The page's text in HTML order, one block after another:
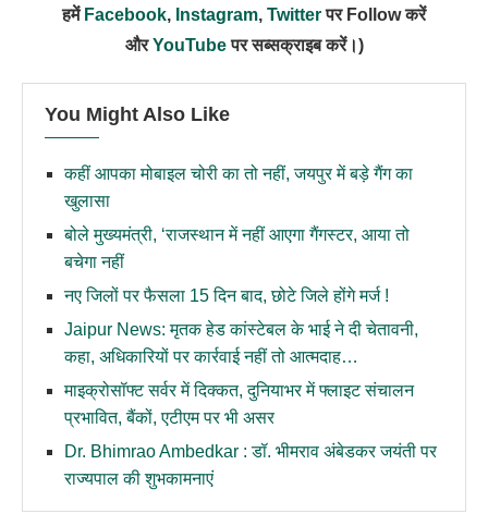
हमें Facebook, Instagram, Twitterपर Follow करें
औरYouTubeपर सब्सक्राइब करें।)
You Might Also Like
कहीं आपका मोबाइल चोरी का तो नहीं, जयपुर में बड़े गैंग का
खुलासा
बोले मुख्यमंत्री, ‘राजस्थान में नहीं आएगा गैंगस्टर, आया तो
बचेगा नहीं
नए जिलों पर फैसला 15 दिन बाद, छोटे जिले होंगे मर्ज !
Jaipur News: मृतक हेड कांस्टेबल के भाई ने दी चेतावनी,
कहा, अधिकारियों पर कार्रवाई नहीं तो आत्मदाह…
माइक्रोसॉफ्ट सर्वर में दिक्कत, दुनियाभर में फ्लाइट संचालन
प्रभावित, बैंकों, एटीएम पर भी असर
Dr. Bhimrao Ambedkar : डॉ. भीमराव अंबेडकर जयंती पर
राज्यपाल की शुभकामनाएं